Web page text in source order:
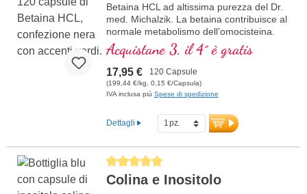
Betaina HCL ad altissima purezza del Dr.
med. Michalzik. La betaina contribuisce al
normale metabolismo dell’omocisteina.
Vegano, ipoallergenico e privo di additivi.
Sviluppato da medici in Germania, testato
in laboratorio e confezionato in modo
sostenibile – con oltre 20 anni di
esperienza nella produzione di
maggiori informazioni sulle capsule
di betaina HCL
Acquistane 3, il 4° è gratis
17,95 € 120 Capsule
(199,44 €/kg, 0,15 €/Capsula)
IVA inclusa più Spese di spedizione
Dettagli
Average rating of 5 out of 5 stars
Colina e Inositolo